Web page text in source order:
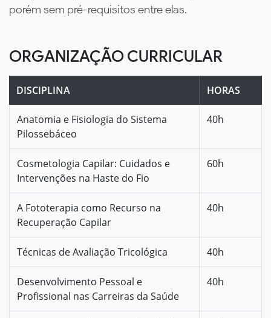
porém sem pré-requisitos entre elas.
ORGANIZAÇÃO CURRICULAR
DISCIPLINA HORAS
Anatomia e Fisiologia do Sistema
Pilossebáceo
40h
Cosmetologia Capilar: Cuidados e
Intervenções na Haste do Fio
60h
A Fototerapia como Recurso na
Recuperação Capilar
40h
Técnicas de Avaliação Tricológica 40h
Desenvolvimento Pessoal e
Profissional nas Carreiras da Saúde
40h